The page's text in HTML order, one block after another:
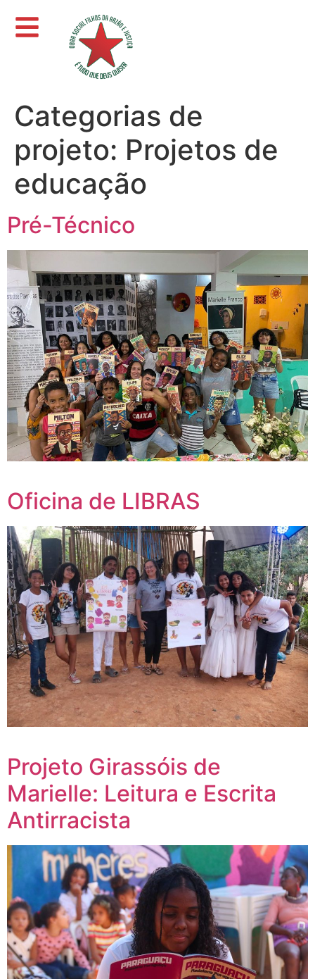
Categorias de
projeto: Projetos de
educação
Pré-Técnico
Oficina de LIBRAS
Projeto Girassóis de
Marielle: Leitura e Escrita
Antirracista